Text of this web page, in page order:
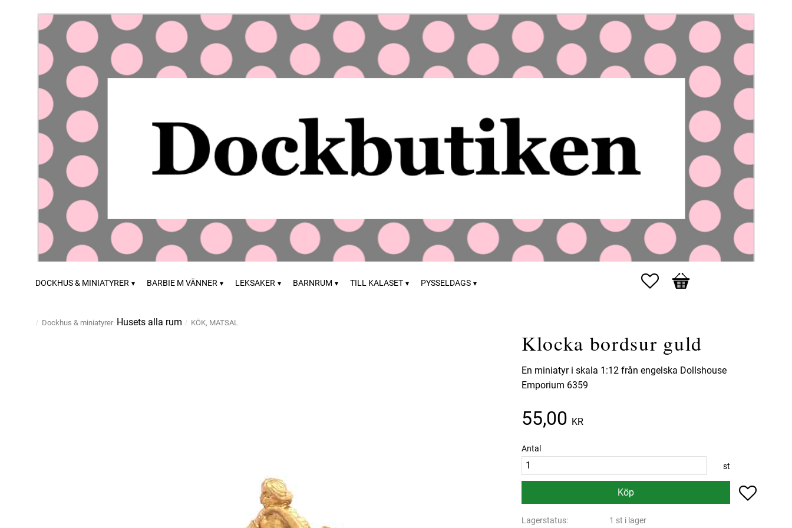
DOCKHUS & MINIATYRER BARBIE M VÄNNER LEKSAKER BARNRUM TILL KALASET PYSSELDAGS Favoriter
Kundvagn
Dockhus & miniatyrer Husets alla rum KÖK, MATSAL
Klocka bordsur guld
En miniatyr i skala 1:12 från engelska Dollshouse
Emporium 6359
55,00 KR
Antal
st
Köp Lägg till
Lagerstatus 1 st i lager